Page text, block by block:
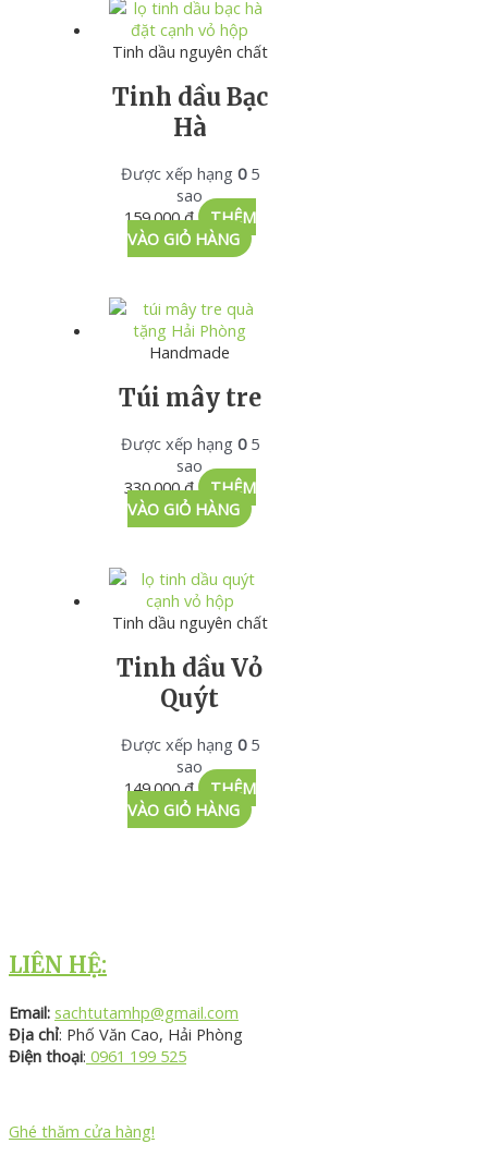
Tinh dầu nguyên chất
Tinh dầu Bạc
Hà
Được xếp hạng 05
sao
159.000₫
THÊM
VÀO GIỎ HÀNG
Handmade
Túi mây tre
Được xếp hạng 05
sao
330.000₫
THÊM
VÀO GIỎ HÀNG
Tinh dầu nguyên chất
Tinh dầu Vỏ
Quýt
Được xếp hạng 05
sao
149.000₫
THÊM
VÀO GIỎ HÀNG
LIÊN HỆ:
Email: sachtutamhp@gmail.com
Địa chỉ: Phố Văn Cao, Hải Phòng
Điện thoại: 0961 199 525
Ghé thăm cửa hàng!